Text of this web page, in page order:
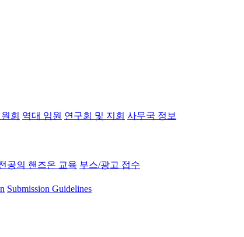
회 역대 임원 연구회 및 지회 사무국 정보
공의 핸즈온 교육 부스/광고 접수
Submission Guidelines